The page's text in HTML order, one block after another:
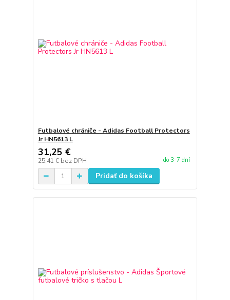
Futbalové chrániče - Adidas Football Protectors
Jr HN5613 L
31,25 €
25,41 € bez DPH do 3-7 dní
Pridať do košíka